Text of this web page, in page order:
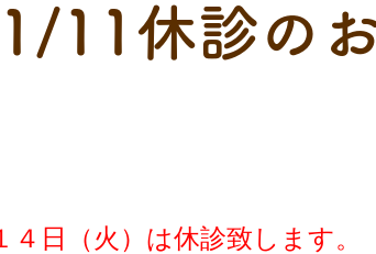
11休診の
４日（火）は休診致します。